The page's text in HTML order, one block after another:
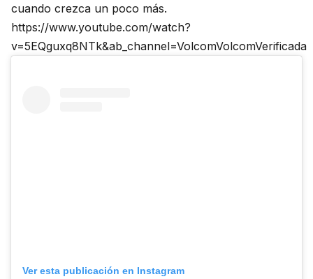
cuando crezca un poco más.
https://www.youtube.com/watch?
v=5EQguxq8NTk&ab_channel=VolcomVolcomVerificada
Ver esta publicación en Instagram